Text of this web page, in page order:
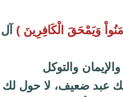
وَيَمْحَقَ الْكَافِرِينَ ) آل
والتوكل
عبد ضعيف، لا حول لك